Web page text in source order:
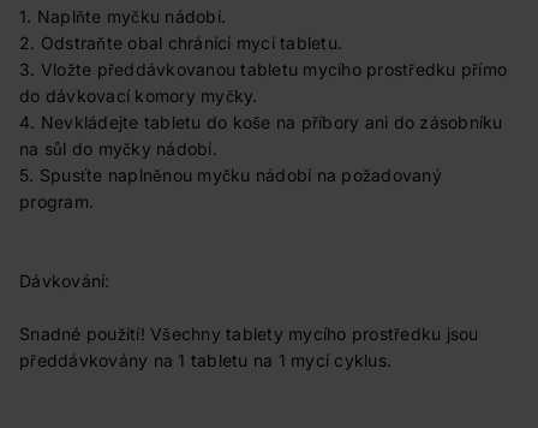
1. Naplňte myčku nádobí.
2. Odstraňte obal chránící mycí tabletu.
3. Vložte předdávkovanou tabletu mycího prostředku přímo
do dávkovací komory myčky.
4. Nevkládejte tabletu do koše na příbory ani do zásobníku
na sůl do myčky nádobí.
5. Spusťte naplněnou myčku nádobí na požadovaný
program.
Dávkování:
Snadné použití! Všechny tablety mycího prostředku jsou
předdávkovány na 1 tabletu na 1 mycí cyklus.